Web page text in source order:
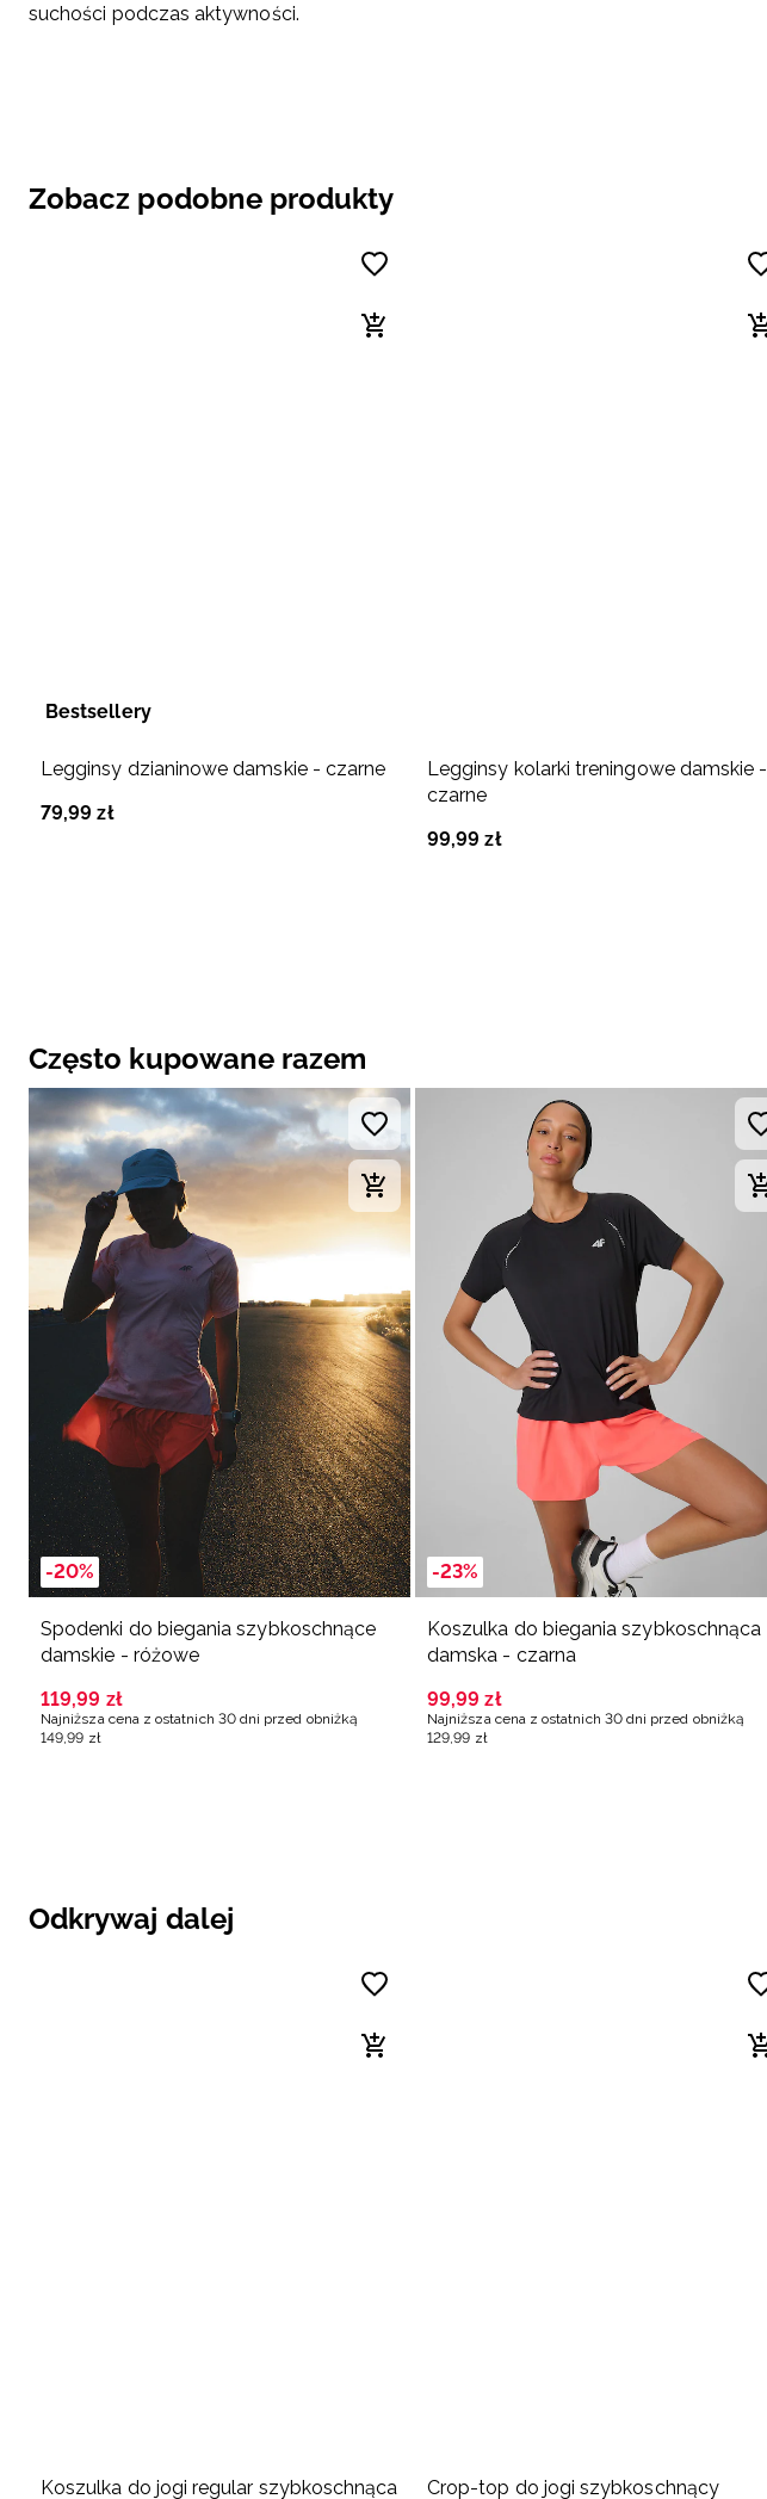
suchości podczas aktywności.
Zobacz podobne produkty
Bestsellery
Legginsy dzianinowe damskie - czarne
79,99 zł
Legginsy kolarki treningowe damskie -
czarne
99,99 zł
Często kupowane razem
-20%
Spodenki do biegania szybkoschnące
damskie - różowe
119,99 zł
Najniższa cena z ostatnich 30 dni przed obniżką
149 ,99 zł
-23%
Koszulka do biegania szybkoschnąca
damska - czarna
99,99 zł
Najniższa cena z ostatnich 30 dni przed obniżką
129 ,99 zł
Odkrywaj dalej
Koszulka do jogi regular szybkoschnąca Crop-top do jogi szybkoschnący